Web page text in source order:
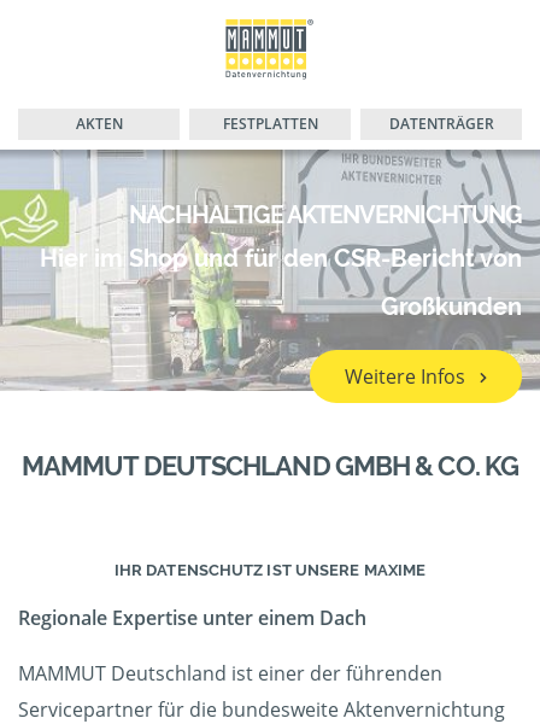
AKTEN FESTPLATTEN DATENTRÄGER
NACHHALTIGE AKTENVERNICHTUNG
Hier im Shop und für den CSR-Bericht von
Großkunden
Weitere Infos
MAMMUT DEUTSCHLAND GMBH & CO. KG
IHR DATENSCHUTZ IST UNSERE MAXIME
Regionale Expertise unter einem Dach
MAMMUT Deutschland ist einer der führenden
Servicepartner für die bundesweite Aktenvernichtung